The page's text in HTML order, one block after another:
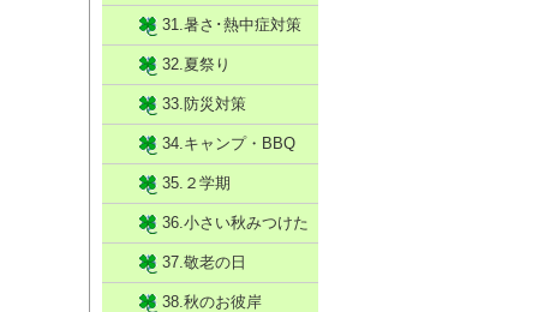
31.暑さ･熱中症対策
32.夏祭り
33.防災対策
34.キャンプ・BBQ
35.２学期
36.小さい秋みつけた
37.敬老の日
38.秋のお彼岸